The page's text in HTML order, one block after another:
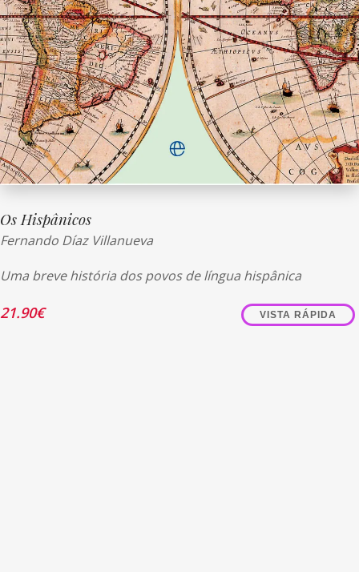
Os Hispânicos
Fernando Díaz Villanueva
Uma breve história dos povos de língua hispânica
21.90€ VISTA RÁPIDA